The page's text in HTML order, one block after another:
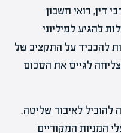
דין, רואי חשבון
להגיע למיליוני
להכביד על התקציב של
לגייס את הסכום
להוביל לאיבוד שליטה.
המניות המקוריים